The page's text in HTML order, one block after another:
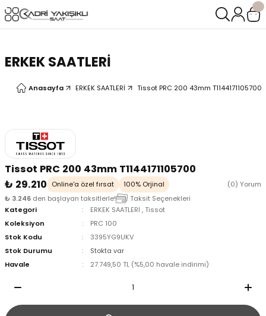
ERKEK SAATLERİ
Anasayfa ERKEK SAATLERİ Tissot PRC 200 43mm T1144171105700
Tissot PRC 200 43mm T1144171105700
₺ 29.210
Online'a özel fırsat 100% Orjinal
(0) Yorum
₺ 3.246 den başlayan taksitlerle!
Taksit Seçenekleri
Kategori
ERKEK SAATLERİ ,Tissot
Koleksiyon
PRC 100
Stok Kodu
3395YG9UKV
Stok Durumu
Stokta var
Havale
27.749,50 TL (%5,00 havale indirimi)
Geri Dön
Geri Dön